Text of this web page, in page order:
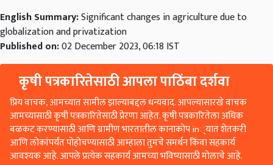
English Summary:Significant changes in agriculture due to
globalization and privatization
Published on:02 December 2023, 06:18 IST
कृषी पत्रकारितेसाठी आपला पाठिंबा दर्शवा
प्रिय वाचक, आमच्यात सामील झाल्याबद्दल धन्यवाद. आपल्यासारखे वाचक
आमच्यासाठी कृषी पत्रकारितेसाठी प्रेरणा आहेत. कृषी पत्रकारितेला अधिक
बळकट करण्यासाठी आणि ग्रामीण भारतातील कानाकोप in्यात शेतकरी
आणि लोकांपर्यंत पोहोचण्यासाठी आम्हाला तुमचे समर्थन किंवा सहकार्य
आवश्यक आहे. आपले प्रत्येक सहकार्य आमच्या भविष्यासाठी मोलाचे आहे.